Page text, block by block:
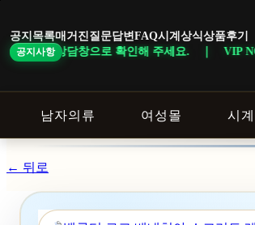
공지목록매거진 질문답변 FAQ시계상식상품후기
공지사항
요. ｜ VIP NOTICE · 일부 상품은 회원
남자의류 여성몰 시계
바
로
기
← 뒤로